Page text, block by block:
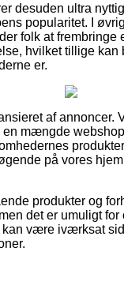
desuden ultra
popularitet. I
folk at frembringe
hvilket tillige kan
er.
af annoncer.
mængde
på vores
produkter og
det er umuligt
kan være iværksat